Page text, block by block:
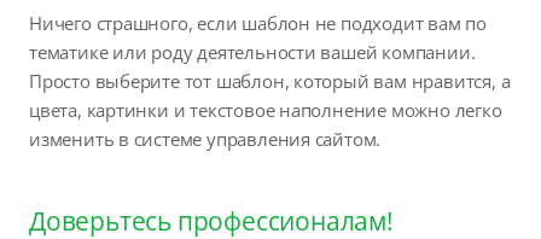
Ничего страшного, если шаблон не подходит вам по
тематике или роду деятельности вашей компании.
Просто выберите тот шаблон, который вам нравится, а
цвета, картинки и текстовое наполнение можно легко
изменить в системе управления сайтом.
Доверьтесь профессионалам!